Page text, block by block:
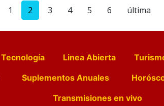
1 2 3 4 5 6 última
Tecnología Linea Abierta
Suplementos Anuales
Transmisiones en vivo